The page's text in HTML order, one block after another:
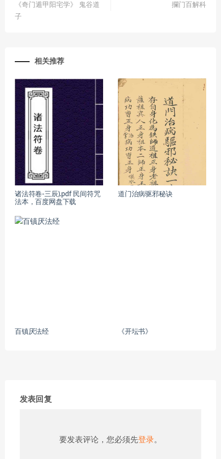
《奇门遁甲阳宅学》 鬼谷道
子
攔门百解科
相关推荐
诸法符卷-三辰).pdf 民间符咒
法本，百度网盘下载
道门治病驱邪秘诀
百镇厌法经 《开坛书》
发表回复
要发表评论，您必须先登录。